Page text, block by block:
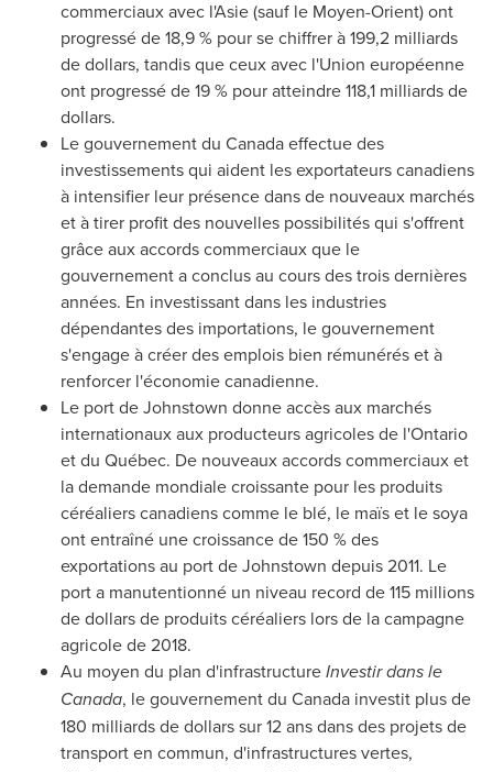
commerciaux avec l'Asie (sauf le Moyen-Orient) ont
progressé de 18,9 % pour se chiffrer à 199,2 milliards
de dollars, tandis que ceux avec l'Union européenne
ont progressé de 19 % pour atteindre 118,1 milliards de
dollars.
Le gouvernement du Canadaeffectue des
investissements qui aident les exportateurs canadiens
à intensifier leur présence dans de nouveaux marchés
et à tirer profit des nouvelles possibilités qui s'offrent
grâce aux accords commerciaux que le
gouvernement a conclus au cours des trois dernières
années. En investissant dans les industries
dépendantes des importations, le gouvernement
s'engage à créer des emplois bien rémunérés et à
renforcer l'économie canadienne.
Le port deJohnstown donne accès aux marchés
internationaux aux producteurs agricoles de l'Ontario
et du Québec. De nouveaux accords commerciaux et
la demande mondiale croissante pour les produits
céréaliers canadiens comme le blé, le maïs et le soya
ont entraîné une croissance de 150 % des
exportations au port deJohnstown depuis 2011. Le
port a manutentionné un niveau record de 115 millions
de dollars de produits céréaliers lors de la campagne
agricole de 2018.
Au moyen du plan d'infrastructureInvestir dans le
Canada, le gouvernement du Canada investit plus de
180 milliards de dollars sur 12 ans dans des projets de
transport en commun, d'infrastructures vertes,